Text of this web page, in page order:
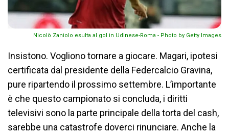
Nicolò Zaniolo esulta al gol in Udinese-Roma - Photo by Getty Images
Insistono. Vogliono tornare a giocare. Magari, ipotesi
certificata dal presidente della Federcalcio Gravina,
pure ripartendo il prossimo settembre. L’importante
è che questo campionato si concluda, i diritti
televisivi sono la parte principale della torta del cash,
sarebbe una catastrofe doverci rinunciare. Anche la